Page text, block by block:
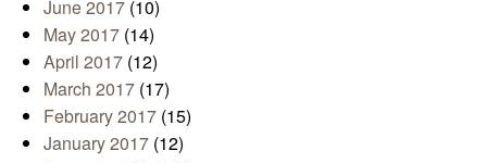
June 2017 (10)
May 2017 (14)
April 2017 (12)
March 2017 (17)
February 2017 (15)
January 2017 (12)